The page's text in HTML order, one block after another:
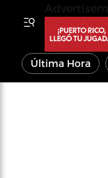
Última Hora